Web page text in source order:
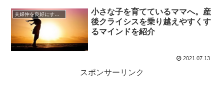
夫婦仲を良好にするマインド
小さな子を育てているママへ。産
後クライシスを乗り越えやすくす
るマインドを紹介
2021.07.13
スポンサーリンク